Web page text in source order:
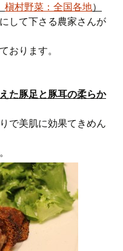
槇村野菜：全国各地）
して下さる農家さんが
おります。
た豚足と豚耳の柔らか
で美肌に効果てきめん